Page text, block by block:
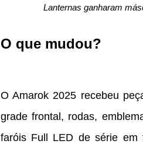
Lanternas ganharam
O que mudou?
O Amarok 2025 recebeu
grade frontal, rodas,
faróis Full LED de série em